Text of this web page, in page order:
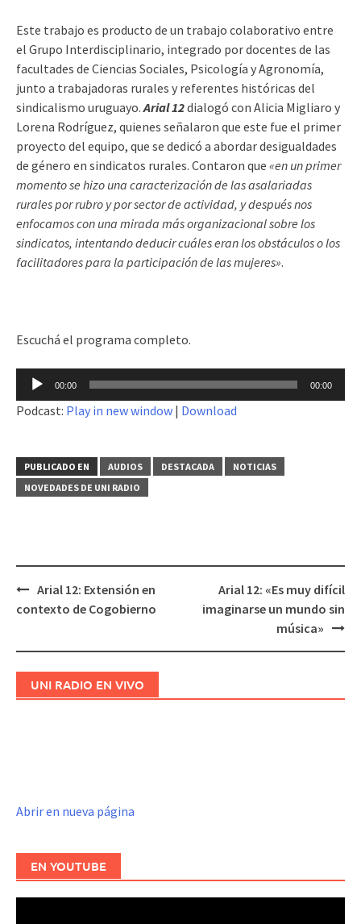
Este trabajo es producto de un trabajo colaborativo entre
el Grupo Interdisciplinario, integrado por docentes de las
facultades de Ciencias Sociales, Psicología y Agronomía,
junto a trabajadoras rurales y referentes históricas del
sindicalismo uruguayo.Arial 12dialogó con Alicia Migliaro y
Lorena Rodríguez, quienes señalaron que este fue el primer
proyecto del equipo, que se dedicó a abordar desigualdades
de género en sindicatos rurales. Contaron que «en un primer
momento se hizo una caracterización de las asalariadas
rurales por rubro y por sector de actividad, y después nos
enfocamos con una mirada más organizacional sobre los
sindicatos, intentando deducir cuáles eran los obstáculos o los
facilitadores para la participación de las mujeres».
Escuchá el programa completo.
Reproductor
audio
00:00 00:00
Podcast: Play in new window | Download
PUBLICADO EN AUDIOS DESTACADA
NOTICIAS
NOVEDADES DE UNI RADIO
Navegación
Arial 12: Extensión en
contexto de Cogobierno
Arial 12: «Es muy difícil
imaginarse un mundo sin
música»
UNI RADIO EN VIVO
Abrir en nueva página
EN YOUTUBE